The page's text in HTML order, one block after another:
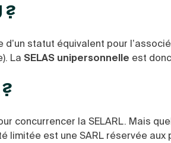
?
d’un statut équivalent pour
La SELAS unipersonnelle est
concurrencer la SELARL. Mais
limitée est une SARL réservée